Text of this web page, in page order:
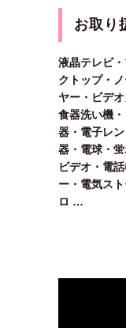
お取り
液晶テレビ
クトップ・
ヤー・ビデ
食器洗い機
器・電子レ
器・電球・
ビデオ・電
ー・電気ス
ロ …